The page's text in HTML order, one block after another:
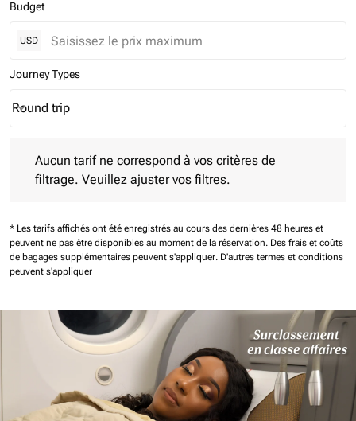
Budget
USD
Journey Types
Journey Types option Round trip Selected
Round trip
keyboard_arrow_down
Aucun tarif ne correspond à vos critères de
filtrage. Veuillez ajuster vos filtres.
* Les tarifs affichés ont été enregistrés au cours des dernières 48 heures et
peuvent ne pas être disponibles au moment de la réservation. Des frais et coûts
de bagages supplémentaires peuvent s'appliquer. D'autres termes et conditions
peuvent s'appliquer